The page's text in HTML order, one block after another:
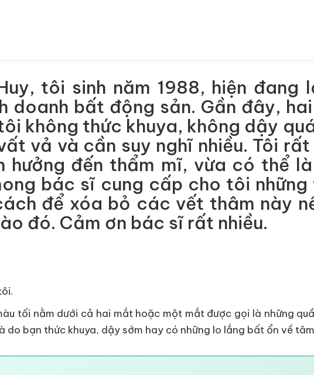
tôi sinh năm 1988, hiện đang
doanh bất động sản. Gần đây,
không thức khuya, không dậy
vả và cần suy nghĩ nhiều. Tôi
hưởng đến thẩm mĩ, vừa có thể
bác sĩ cung cấp cho tôi
để xóa bỏ các vết thâm này
đó. Cảm ơn bác sĩ rất nhiều.
tối nằm dưới cả hai mắt hoặc một mắt được gọi là những
do bạn thức khuya, dậy sớm hay có những lo lắng bất ổn về